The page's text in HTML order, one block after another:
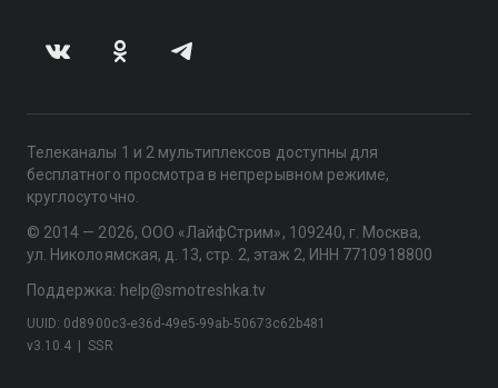
Телеканалы 1 и 2 мультиплексов доступны для
бесплатного просмотра в непрерывном режиме,
круглосуточно.
© 2014 — 2026, ООО «ЛайфСтрим», 109240, г. Москва,
ул. Николоямская, д. 13, стр. 2, этаж 2, ИНН 7710918800
Поддержка: help@smotreshka.tv
v3.10.4 SSR
UUID: 0d8900c3-e36d-49e5-99ab-50673c62b481